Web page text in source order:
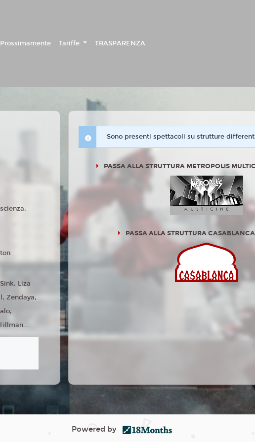
Prossimamente Tariffe TRASPARENZA
Liza
Zendaya,
Sono presenti spettacoli su strutture
PASSA ALLA STRUTTURA METROPOLIS
PASSA ALLA STRUTTURA
Powered by